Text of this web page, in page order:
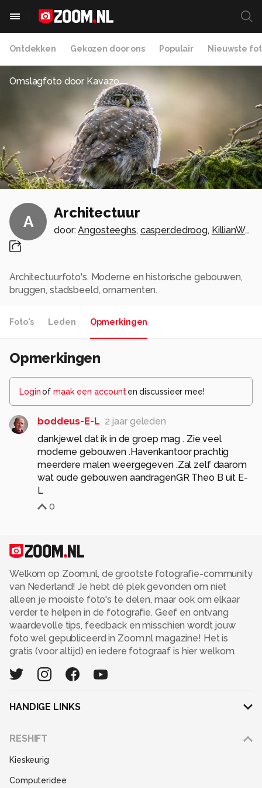
Ontdekken Gekozen door ons Populair Nieuwste
Omslagfoto door Kavazo
A
Architectuur
door:Angosteeghs, casper.dedroog, KillianWater
Architectuurfoto's. Moderne en historische gebouwen,
bruggen, stadsbeeld, ornamenten.
Foto's Leden Opmerkingen
Opmerkingen
Loginof maak een account en discussieer mee!
boddeus-E-L 2 jaar geleden
dankjewel dat ik in de groep mag . Zie veel
moderne gebouwen .Havenkantoor prachtig
meerdere malen weergegeven .Zal zelf daarom
wat oude gebouwen aandragenGR Theo B uit E-
L
0
Welkom op Zoom.nl, de grootste fotografie-community
van Nederland! Je hebt dé plek gevonden om niet
alleen je mooiste foto's te delen, maar ook om elkaar
verder te helpen in de fotografie. Geef en ontvang
waardevolle tips, feedback en misschien wordt jouw
foto wel gepubliceerd in Zoom.nl magazine! Het is
gratis (voor altijd) en iedere fotograaf is hier welkom.
HANDIGE LINKS
RESHIFT
Kieskeurig
Computeridee